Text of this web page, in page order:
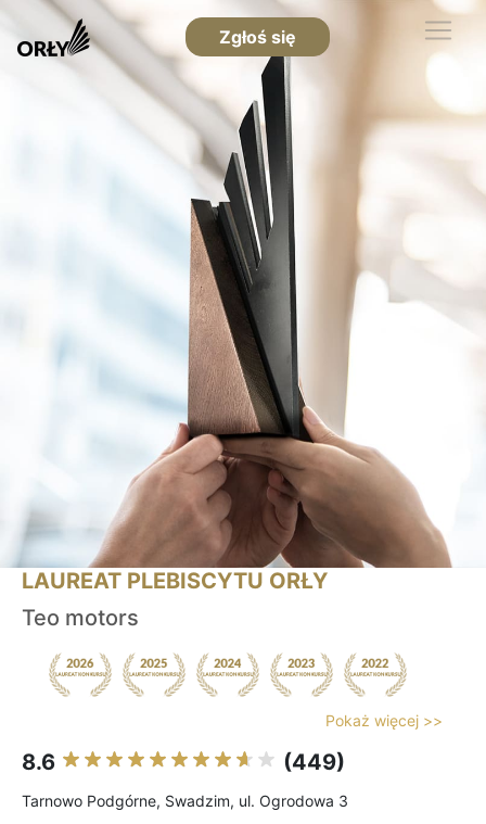
Zgłoś się
LAUREAT PLEBISCYTU ORŁY
Teo motors
Pokaż więcej >>
8.6 (449)
Tarnowo Podgórne, Swadzim, ul. Ogrodowa 3